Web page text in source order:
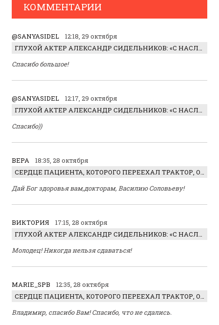
КОММЕНТАРИИ
@SANYASIDEL
12:18, 29 октября
ГЛУХОЙ АКТЕР АЛЕКСАНДР СИДЕЛЬНИКОВ: «С НАСЛАЖДЕНИЕМ ИГРАЛ ОТРИЦАТЕЛЬНОГО ГЕРОЯ!»
Спасибо большое!
@SANYASIDEL
12:17, 29 октября
ГЛУХОЙ АКТЕР АЛЕКСАНДР СИДЕЛЬНИКОВ: «С НАСЛАЖДЕНИЕМ ИГРАЛ ОТРИЦАТЕЛЬНОГО ГЕРОЯ!»
Спасибо))
ВЕРА
18:35, 28 октября
СЕРДЦЕ ПАЦИЕНТА, КОТОРОГО ПЕРЕЕХАЛ ТРАКТОР, ОБНАРУЖИЛИ… В ЖИВОТЕ
Дай Бог здоровья вам,докторам, Василию Соловьеву!
ВИКТОРИЯ
17:15, 28 октября
ГЛУХОЙ АКТЕР АЛЕКСАНДР СИДЕЛЬНИКОВ: «С НАСЛАЖДЕНИЕМ ИГРАЛ ОТРИЦАТЕЛЬНОГО ГЕРОЯ!»
Молодец! Никогда нельзя сдаваться!
MARIE_SPB
12:35, 28 октября
СЕРДЦЕ ПАЦИЕНТА, КОТОРОГО ПЕРЕЕХАЛ ТРАКТОР, ОБНАРУЖИЛИ… В ЖИВОТЕ
Владимир, спасибо Вам! Спасибо, что не сдались.